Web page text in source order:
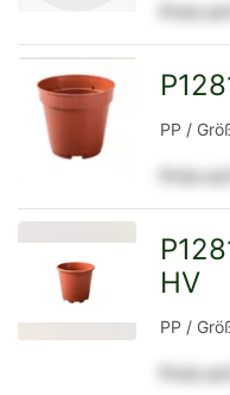
zur
Preis
Detailseite
PP /
Preis
HV
PP /
Preis